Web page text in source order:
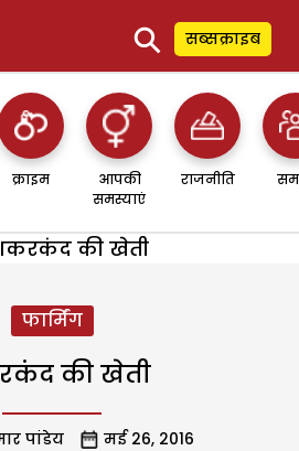
⚲ सब्सक्राइब
क्राइम
आपकी
समस्याएं
राजनीति
की खेती
फार्मिंग
की खेती
पांडेय मई 26, 2016